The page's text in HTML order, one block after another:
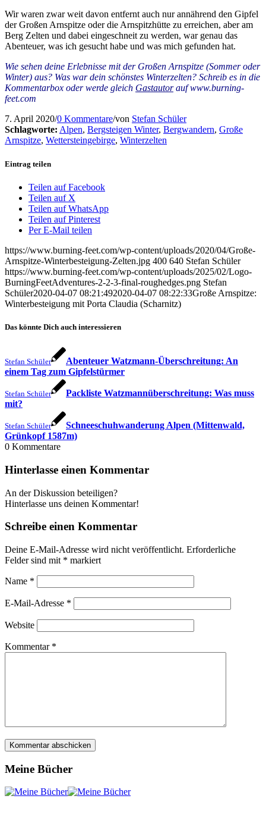
Wir waren zwar weit davon entfernt auch nur annährend den Gipfel
der Großen Arnspitze oder die Arnspitzhütte zu erreichen, aber am
Berg Zelten und dabei eingeschneit zu werden, war genau das
Abenteuer, was ich gesucht habe und was mich gefunden hat.
Wie sehen deine Erlebnisse mit der Großen Arnspitze (Sommer oder
Winter) aus? Was war dein schönstes Winterzelten? Schreib es in die
Kommentarbox oder werde gleich Gastautorauf www.burning-
feet.com
7. April 2020/0 Kommentare/von Stefan Schüler
Schlagworte: Alpen, Bergsteigen Winter, Bergwandern, Große
Arnspitze, Wettersteingebirge, Winterzelten
Eintrag teilen
Teilen auf Facebook
Teilen auf X
Teilen auf WhatsApp
Teilen auf Pinterest
Per E-Mail teilen
https://www.burning-feet.com/wp-content/uploads/2020/04/Große-
Arnspitze-Winterbesteigung-Zelten.jpg 400 640 Stefan Schüler
https://www.burning-feet.com/wp-content/uploads/2025/02/Logo-
BurningFeetAdventures-2-2-3-final-roughedges.png Stefan
Schüler2020-04-07 08:21:492020-04-07 08:22:33Große Arnspitze:
Winterbesteigung mit Porta Claudia (Scharnitz)
Das könnte Dich auch interessieren
Stefan Schüler
Abenteuer Watzmann-Überschreitung: An
einem Tag zum Gipfelstürmer
Stefan Schüler
Packliste Watzmannüberschreitung: Was muss
mit?
Stefan Schüler
Schneeschuhwanderung Alpen (Mittenwald,
Grünkopf 1587m)
0 Kommentare
Hinterlasse einen Kommentar
An der Diskussion beteiligen?
Hinterlasse uns deinen Kommentar!
Schreibe einen Kommentar
Deine E-Mail-Adresse wird nicht veröffentlicht. Erforderliche
Felder sind mit * markiert
Name *
E-Mail-Adresse *
Website
Kommentar *
Meine Bücher